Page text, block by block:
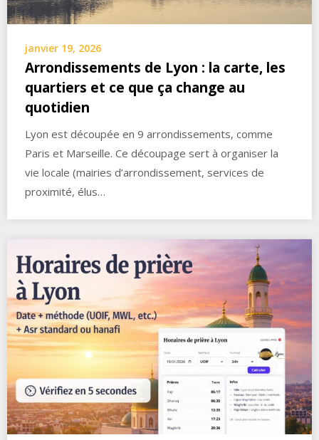
janvier 19, 2026
Arrondissements de Lyon : la carte, les
quartiers et ce que ça change au
quotidien
Lyon est découpée en 9 arrondissements, comme
Paris et Marseille. Ce découpage sert à organiser la
vie locale (mairies d’arrondissement, services de
proximité, élus…